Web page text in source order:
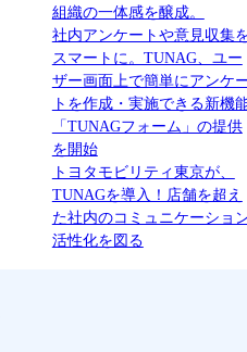
組織の一体感を醸成。
社内アンケートや意見収集
スマートに。TUNAG、ユー
ザー画面上で簡単にアンケ
トを作成・実施できる新機
「TUNAGフォーム」の提供
を開始
トヨタモビリティ東京が、
TUNAGを導入！店舗を超え
た社内のコミュニケーショ
活性化を図る